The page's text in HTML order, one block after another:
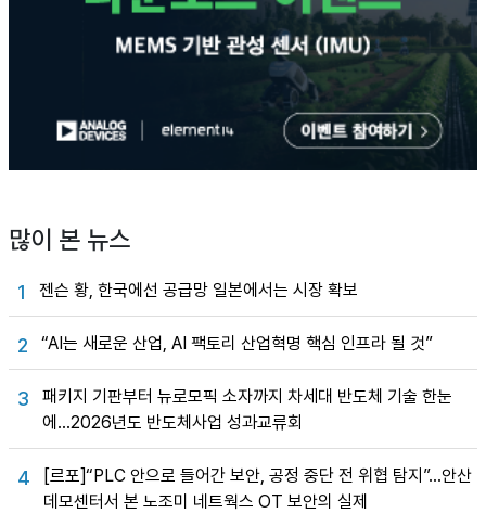
많이 본 뉴스
1 젠슨 황, 한국에선 공급망 일본에서는 시장 확보
2 “AI는 새로운 산업, AI 팩토리 산업혁명 핵심 인프라 될 것”
3
패키지 기판부터 뉴로모픽 소자까지 차세대 반도체 기술 한눈
에…2026년도 반도체사업 성과교류회
4
[르포]“PLC 안으로 들어간 보안, 공정 중단 전 위협 탐지”…안산
데모센터서 본 노조미 네트웍스 OT 보안의 실제